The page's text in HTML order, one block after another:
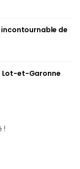
de
Lot-et-Garonne
!